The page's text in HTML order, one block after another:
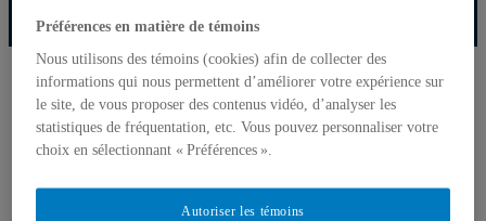
Département d'éducation et pédagogie
Accueil
Le département
Mission
Orientations
Nous joindre
Programmes d’études
Préférences en matière de témoins
Nous utilisons des témoins (cookies) afin de collecter des
informations qui nous permettent d’améliorer votre expérience sur
le site, de vous proposer des contenus vidéo, d’analyser les
statistiques de fréquentation, etc. Vous pouvez personnaliser votre
choix en sélectionnant « Préférences ».
Autoriser les témoins